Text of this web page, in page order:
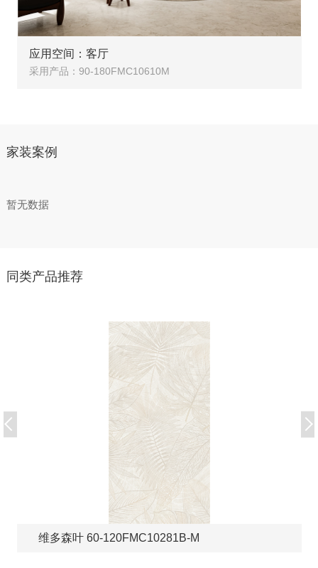
应用空间：客厅
采用产品：90-180FMC10610M
家装案例
暂无数据
同类产品推荐
维多森叶 60-120FMC10281B-M